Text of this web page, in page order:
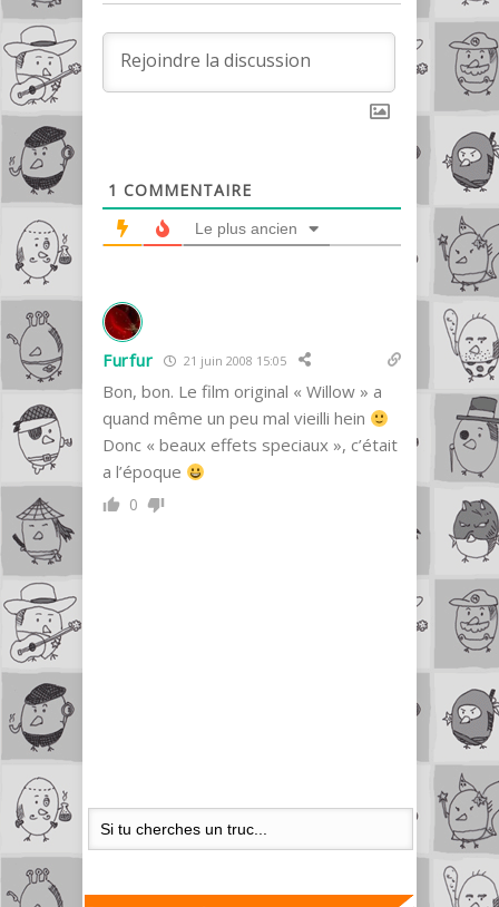
1 COMMENTAIRE
Le plus ancien
Furfur 21 juin 2008 15:05
Bon, bon. Le film original « Willow » a
quand même un peu mal vieilli hein
Donc « beaux effets speciaux », c’était
a l’époque
0